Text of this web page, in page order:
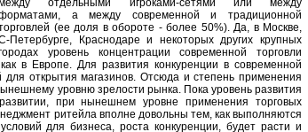
отдельными игроками-сетями или между
а между современной и традиционной
(ее доля в обороте - более 50%). Да, в Москве,
Петербурге, Краснодаре и некоторых других крупных
уровень концентрации современной торговли
в Европе. Для развития конкуренции в современной
открытия магазинов. Отсюда и степень применения
уровню зрелости рынка. Пока уровень развития
при нынешнем уровне применения торговых
ритейла вполне довольны тем, как выполняются
для бизнеса, роста конкуренции, будет расти и